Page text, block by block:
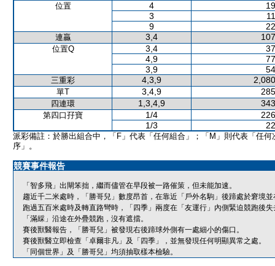
位置 4
3
9
連贏 3,4
位置Q 3,4
4,9
3,9
三重彩 4,3,9
單T 3,4,9
四連環 1,3,4,9
第四口孖寶 1/4
1/3
派彩備註：於勝出組合中，「F」代表「任何組合」；「M」則代表「任何
序」。
競賽事件報告
「智多飛」出閘笨拙，繼而儘管在早段被一路催策，但未能加速。
趨近千二米處時，「勝哥兒」數度昂首，在靠近「戶外名駒」後蹄處於窘境
跑過五百米處時及轉直路彎時，「四季」兩度在「友運行」內側緊迫競跑後
「滿綵」沿途在外疊競跑，沒有遮擋。
賽後獸醫報告，「勝哥兒」被發現右後蹄球外側有一處細小的傷口。
賽後獸醫立即檢查「卓爾非凡」及「四季」，並無發現任何明顯異常之處。
「同個世界」及「勝哥兒」均須抽取樣本檢驗。